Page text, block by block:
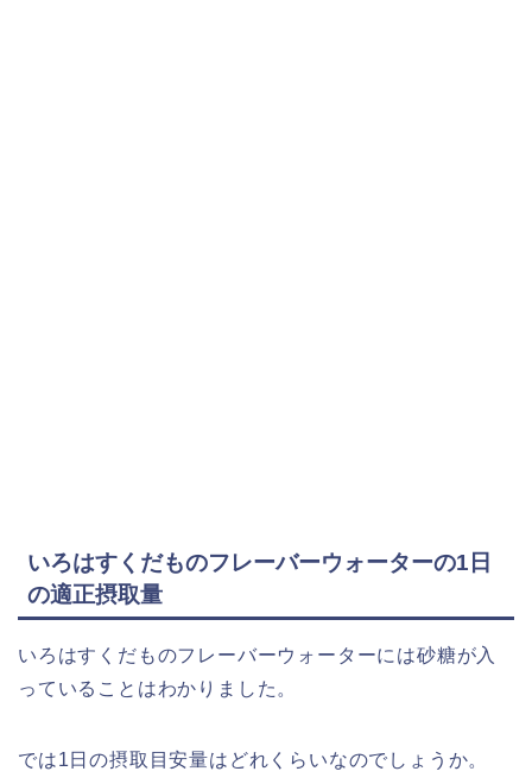
いろはすくだものフレーバーウォーターの1日
の適正摂取量
いろはすくだものフレーバーウォーターには砂糖が入
っていることはわかりました。
では1日の摂取目安量はどれくらいなのでしょうか。